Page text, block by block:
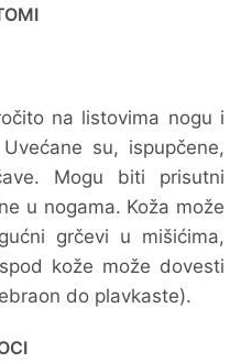
na listovima nogu i
su, ispupčene,
Mogu biti prisutni
u nogama. Koža može
grčevi u mišićima,
kože može dovesti
do plavkaste).